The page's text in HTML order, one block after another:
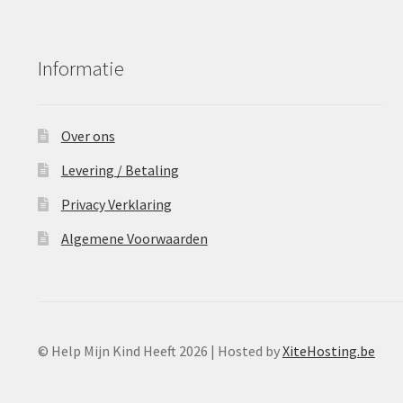
Informatie
Over ons
Levering / Betaling
Privacy Verklaring
Algemene Voorwaarden
© Help Mijn Kind Heeft 2026 | Hosted byXiteHosting.be